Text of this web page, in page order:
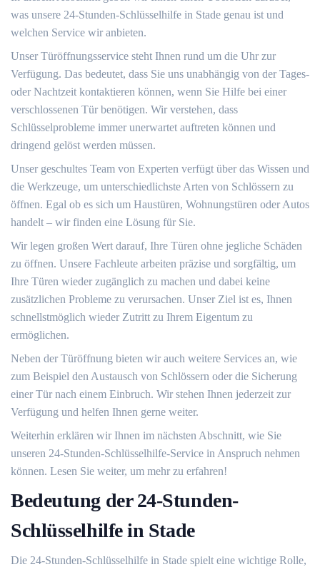
was unsere 24-Stunden-Schlüsselhilfe in Stade genau ist und
welchen Service wir anbieten.
Unser Türöffnungsservice steht Ihnen rund um die Uhr zur
Verfügung.​ Das bedeutet, dass Sie uns unabhängig von der Tages-
oder Nachtzeit kontaktieren können, wenn Sie Hilfe bei einer
verschlossenen Tür benötigen.​ Wir verstehen, dass
Schlüsselprobleme immer unerwartet auftreten können und
dringend gelöst werden müssen.​
Unser geschultes Team von Experten verfügt über das Wissen und
die Werkzeuge, um unterschiedlichste Arten von Schlössern zu
öffnen. Egal ob es sich um Haustüren, Wohnungstüren oder Autos
handelt ‒ wir finden eine Lösung für Sie.​
Wir legen großen Wert darauf, Ihre Türen ohne jegliche Schäden
zu öffnen.​ Unsere Fachleute arbeiten präzise und sorgfältig, um
Ihre Türen wieder zugänglich zu machen und dabei keine
zusätzlichen Probleme zu verursachen.​ Unser Ziel ist es, Ihnen
schnellstmöglich wieder Zutritt zu Ihrem Eigentum zu
ermöglichen.​
Neben der Türöffnung bieten wir auch weitere Services an, wie
zum Beispiel den Austausch von Schlössern oder die Sicherung
einer Tür nach einem Einbruch.​ Wir stehen Ihnen jederzeit zur
Verfügung und helfen Ihnen gerne weiter.​
Weiterhin erklären wir Ihnen im nächsten Abschnitt, wie Sie
unseren 24-Stunden-Schlüsselhilfe-Service in Anspruch nehmen
können.​ Lesen Sie weiter, um mehr zu erfahren!​
Bedeutung der 24-Stunden-
Schlüsselhilfe in Stade
Die 24-Stunden-Schlüsselhilfe in Stade spielt eine wichtige Rolle,